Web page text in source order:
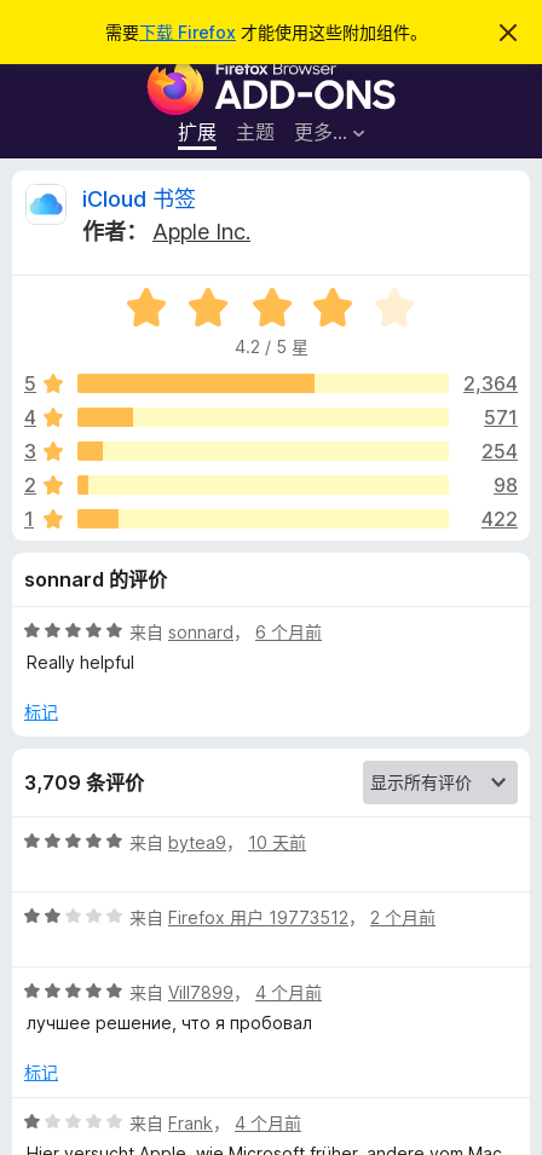
需要下载 Firefox 才能使用这些附加组件。
忽
此
F
r
e
览
器
附
加
件
扩展 主题 更多…
登录
i
o
u
d
书
签
评
价
iCloud 书签
作者：
Apple Inc.
评
分
.
/
4.2 / 5 星
5
2,364
4
571
3
254
2
98
1
422
sonnard 的评价
评
分
/
来自 sonnard， 6 个月前
Really helpful
标记
3,709 条评价
评
/
来自 bytea9， 10 天前
评
/
5
来自 Firefox 用户 19773512， 2 个月前
评
分
/
来自 Vill7899， 4 个月前
лучшее решение, что я пробовал
标记
评
分
来自 Frank， 4 个月前